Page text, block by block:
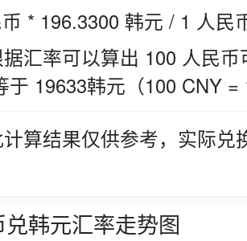
* 196.3300 韩元 / 1 人民
汇率可以算出 100 人民
于 19633韩元（100 CNY =
算结果仅供参考，实际
兑韩元汇率走势图